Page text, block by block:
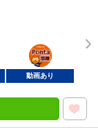
ポンタ
部屋
動画あり